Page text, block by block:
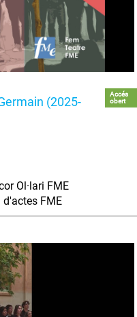
(2025-
Accés
obert
Ol·lari FME
FME